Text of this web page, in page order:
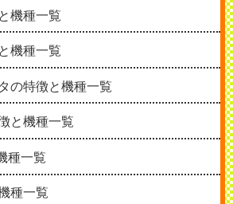
機種一覧
機種一覧
の特徴と機種一覧
と機種一覧
種一覧
種一覧